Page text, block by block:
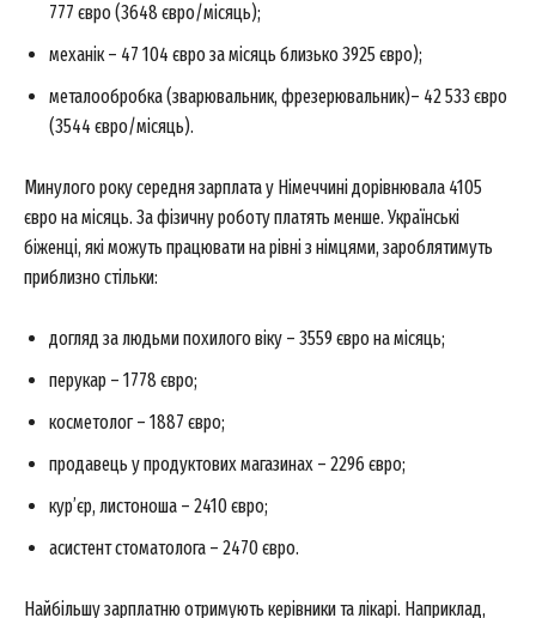
777 євро (3648 євро/місяць);
механік – 47 104 євро за місяць близько 3925 євро);
металообробка (зварювальник, фрезерювальник)– 42 533 євро
(3544 євро/місяць).
Минулого року середня зарплата у Німеччині дорівнювала 4105
євро на місяць. За фізичну роботу платять менше. Українські
біженці, які можуть працювати на рівні з німцями, зароблятимуть
приблизно стільки:
догляд за людьми похилого віку – 3559 євро на місяць;
перукар – 1778 євро;
косметолог – 1887 євро;
продавець у продуктових магазинах – 2296 євро;
кур’єр, листоноша – 2410 євро;
асистент стоматолога – 2470 євро.
Найбільшу зарплатню отримують керівники та лікарі. Наприклад,